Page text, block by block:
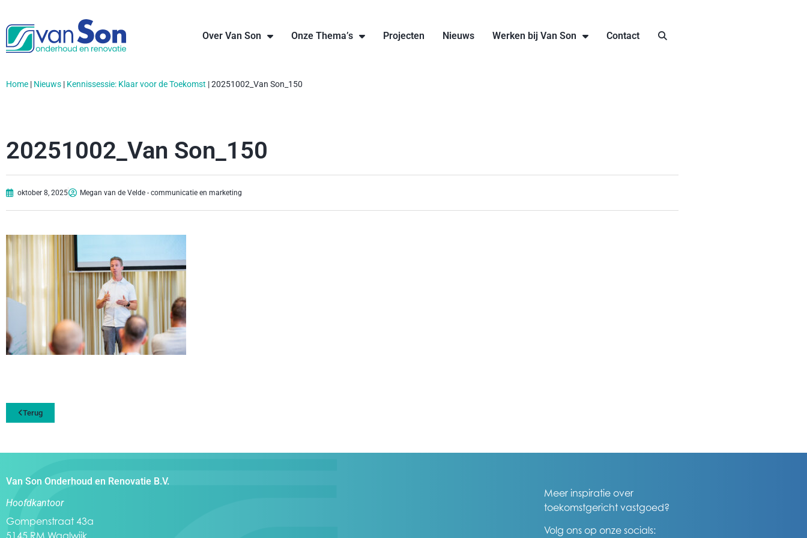
Over Van Son Onze Thema’s Projecten Nieuws Werken bij Van Son Contact
Home | Nieuws | Kennissessie: Klaar voor de Toekomst |20251002_Van Son_150
20251002_Van Son_150
oktober 8, 2025 Megan van de Velde - communicatie en marketing
Terug
Van Son Onderhoud en Renovatie B.V.
Hoofdkantoor
Gompenstraat 43a
Meer inspiratie over
toekomstgericht vastgoed?
Volg ons op onze socials: